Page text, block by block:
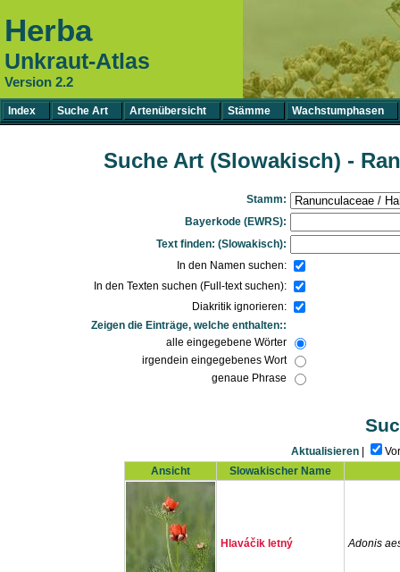
Herba
Unkraut-Atlas
Version 2.2
Index Suche Art Artenübersicht Stämme Wachstumphasen
Suche Art (Slowakisch) -
Stamm:
Bayerkode (EWRS):
Text finden: (Slowakisch):
In den Namen suchen:
In den Texten suchen (Full-text suchen):
Diakritik ignorieren:
Zeigen die Einträge, welche enthalten::
alle eingegebene Wörter
irgendein eingegebenes Wort
genaue Phrase
Aktualisieren
Ansicht
Slowakischer Name
Hlaváčik letný Adonis